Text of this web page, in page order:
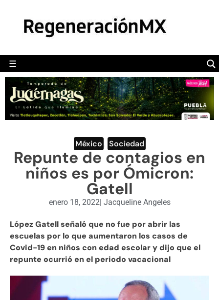
☰
POLÍTICA
CAMALEÓN
OPINIÓN
DEPORTES
ENGLISH SECTION
VIDEOS
México Sociedad
Repunte de contagios en
niños es por Ómicron:
Gatell
enero 18, 2022| Jacqueline Angeles
López Gatell señaló que no fue por abrir las
escuelas por lo que aumentaron los casos de
Covid-19 en niños con edad escolar y dijo que el
repunte ocurrió en el periodo vacacional